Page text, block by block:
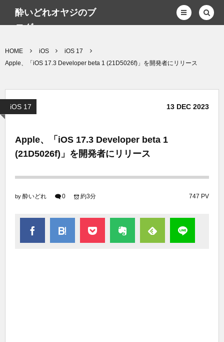
酔いどれオヤジのブ
ログwp
HOME iOS
iOS 17
Apple、「iOS 17.3 Developer beta 1 (21D5026f)」を開発者にリリース
iOS 17 13 DEC 2023
Apple、「iOS 17.3 Developer beta 1
(21D5026f)」を開発者にリリース
by 酔いどれ 0 747 PV
約3分